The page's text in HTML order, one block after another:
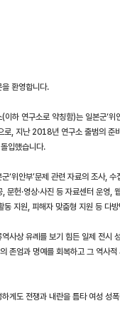
을 환영합니다.
이하 연구소로 약칭함)는 일본군‘위
로, 지난 2018년 연구소 출범의 준
입했습니다.
‘위안부’문제 관련 자료의 조사, 수
헌·영상·사진 등 자료센터 운영,
동 지원, 피해자 맞춤형 지원 등 다
사상 유례를 보기 힘든 일제 전시
존엄과 명예를 회복하고 그 역사
게도 전쟁과 내란을 틈타 여성 성